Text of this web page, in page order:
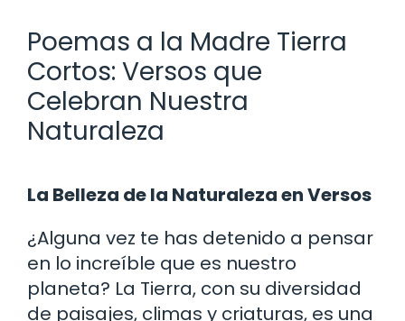
Poemas a la Madre Tierra
Cortos: Versos que
Celebran Nuestra
Naturaleza
La Belleza de la Naturaleza en Versos
¿Alguna vez te has detenido a pensar
en lo increíble que es nuestro
planeta? La Tierra, con su diversidad
de paisajes, climas y criaturas, es una